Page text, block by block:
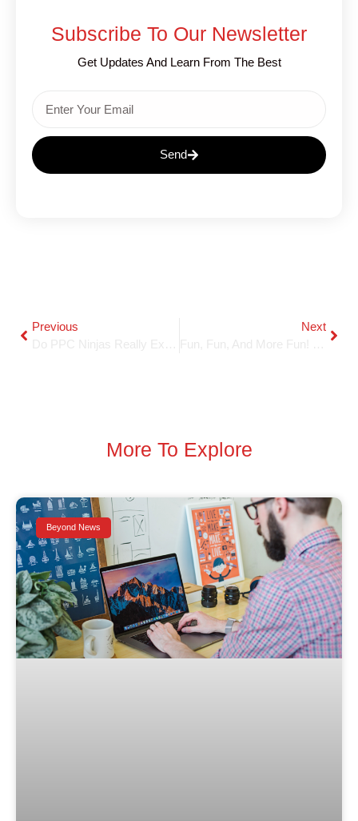
Subscribe To Our Newsletter
Get Updates And Learn From The Best
Send
Previous
Next
More To Explore
Beyond News